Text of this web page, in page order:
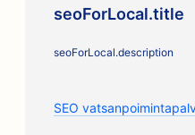
seoForLocal.title
seoForLocal.description
SEO